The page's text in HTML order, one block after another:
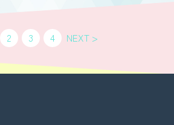
2 3 4 NEXT >